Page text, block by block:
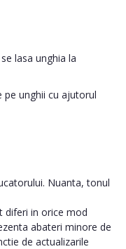
lasa unghia la
pe unghii cu ajutorul
Nuanta, tonul
diferi in orice mod
abateri minore de
de actualizarile